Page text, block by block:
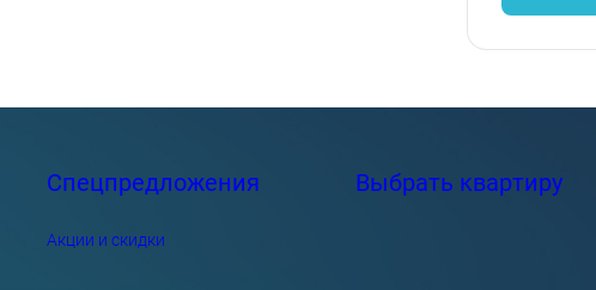
Спецпредложения
Акции и скидки
Выбрать квартиру